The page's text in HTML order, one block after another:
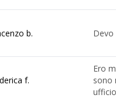
b. Devo
f.
Ero
sono
ufficio